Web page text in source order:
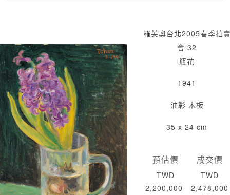
羅芙奧台北2005春季拍
會 32
瓶花
1941
油彩 木板
35 x 24 cm
預估價
TWD
2,200,000-
成交價
TWD
2,478,000